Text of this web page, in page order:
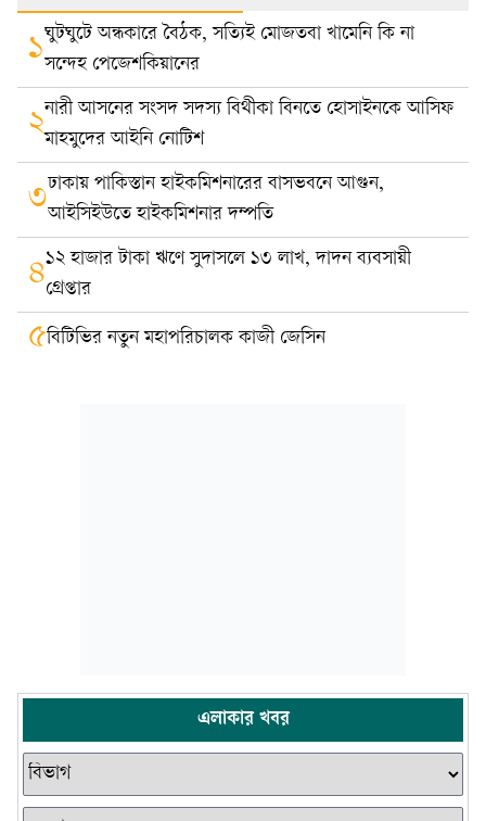
১ঘুটঘুটে অন্ধকারে বৈঠক, সত্যিই মোজতবা খামেনি কি না
সন্দেহ পেজেশকিয়ানের
২নারী আসনের সংসদ সদস্য বিথীকা বিনতে হোসাইনকে আসিফ
মাহমুদের আইনি নোটিশ
৩ঢাকায় পাকিস্তান হাইকমিশনারের বাসভবনে আগুন,
আইসিইউতে হাইকমিশনার দম্পতি
৪১২ হাজার টাকা ঋণে সুদাসলে ১৩ লাখ, দাদন ব্যবসায়ী
গ্রেপ্তার
৫বিটিভির নতুন মহাপরিচালক কাজী জেসিন
এলাকার খবর